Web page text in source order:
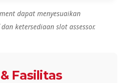
dapat menyesuaikan
ketersediaan slot assessor.
Fasilitas